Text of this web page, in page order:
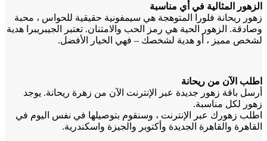
الزهور المثالية في أي مناسبة
زهور ريحانة فلورا المتوهجة هي سيمفونية حقيقية للحواس ، محبة
وصادقة. الزهور الحية هي رمز الحب والامتنان. تعتبر الجيبريبرا هدية
لشخص مميز ، أو هدية لشخصك – فهي الخيار الأفضل.
اطلب الآن من ريحانة
أرسل باقة زهور جديدة عبر الإنترنت الآن من زهرة ريحانة. يوجد
زهور لكل مناسبة.
اطلب زهورك عبر الإنترنت ، وسنقوم بتوصيلها في نفس اليوم في
القاهرة والقاهرة الجديدة وأكتوبر والجيزة واسكندرية.